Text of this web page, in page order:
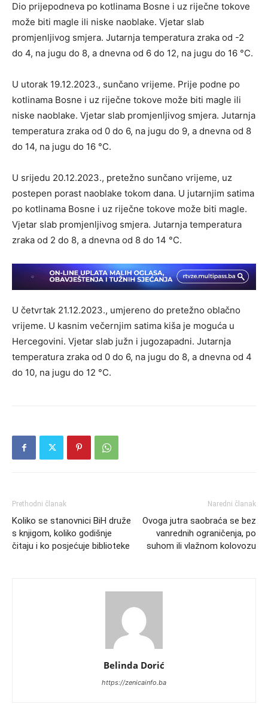
Dio prijepodneva po kotlinama Bosne i uz riječne tokove
može biti magle ili niske naoblake. Vjetar slab
promjenljivog smjera. Jutarnja temperatura zraka od -2
do 4, na jugu do 8, a dnevna od 6 do 12, na jugu do 16 °C.
U utorak 19.12.2023., sunčano vrijeme. Prije podne po
kotlinama Bosne i uz riječne tokove može biti magle ili
niske naoblake. Vjetar slab promjenljivog smjera. Jutarnja
temperatura zraka od 0 do 6, na jugu do 9, a dnevna od 8
do 14, na jugu do 16 °C.
U srijedu 20.12.2023., pretežno sunčano vrijeme, uz
postepen porast naoblake tokom dana. U jutarnjim satima
po kotlinama Bosne i uz riječne tokove može biti magle.
Vjetar slab promjenljivog smjera. Jutarnja temperatura
zraka od 2 do 8, a dnevna od 8 do 14 °C.
U četvrtak 21.12.2023., umjereno do pretežno oblačno
vrijeme. U kasnim večernjim satima kiša je moguća u
Hercegovini. Vjetar slab južn i jugozapadni. Jutarnja
temperatura zraka od 0 do 6, na jugu do 8, a dnevna od 4
do 10, na jugu do 12 °C.
Prethodni članak
Koliko se stanovnici BiH druže
s knjigom, koliko godišnje
čitaju i ko posjećuje biblioteke
Naredni članak
Ovoga jutra saobraća se bez
vanrednih ograničenja, po
suhom ili vlažnom kolovozu
Belinda Dorić
https://zenicainfo.ba